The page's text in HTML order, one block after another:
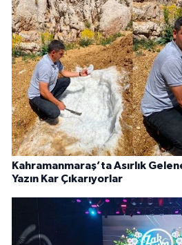
Kahramanmaraş’ta Asırlık
Yazın Kar Çıkarıyorlar